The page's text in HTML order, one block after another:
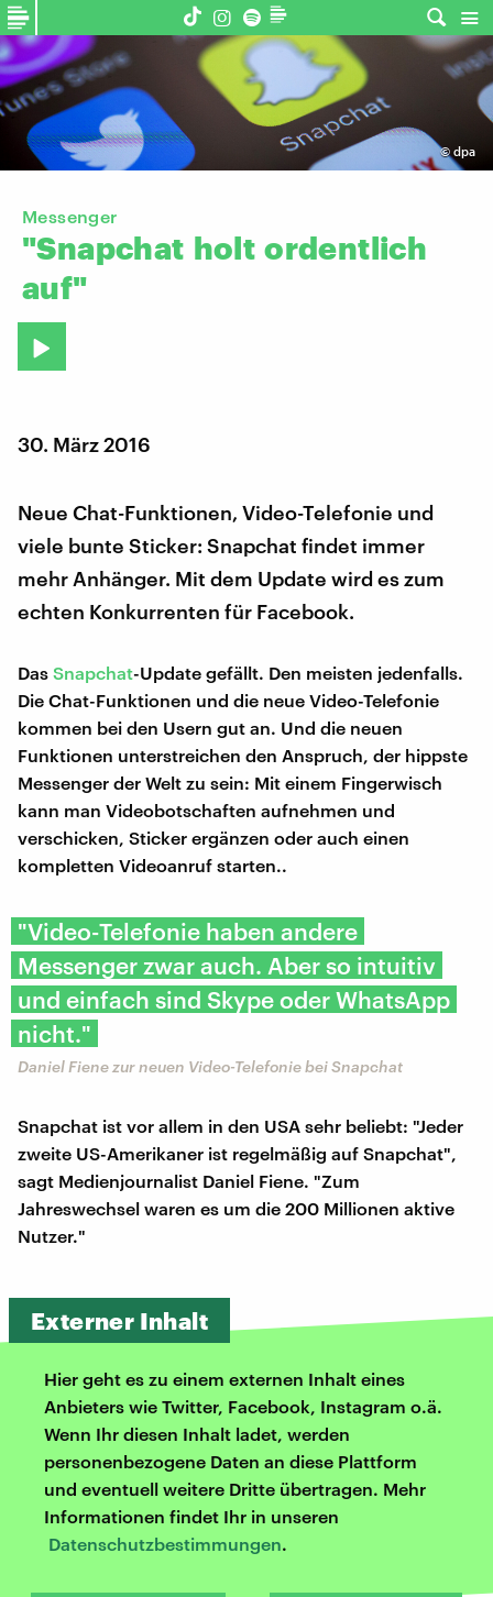
© dpa
Messenger
"Snapchat holt ordentlich
auf"
30. März 2016
Neue Chat-Funktionen, Video-Telefonie und
viele bunte Sticker: Snapchat findet immer
mehr Anhänger. Mit dem Update wird es zum
echten Konkurrenten für Facebook.
Das Snapchat-Update gefällt. Den meisten jedenfalls.
Die Chat-Funktionen und die neue Video-Telefonie
kommen bei den Usern gut an. Und die neuen
Funktionen unterstreichen den Anspruch, der hippste
Messenger der Welt zu sein: Mit einem Fingerwisch
kann man Videobotschaften aufnehmen und
verschicken, Sticker ergänzen oder auch einen
kompletten Videoanruf starten..
"Video-Telefonie haben andere
Messenger zwar auch. Aber so intuitiv
und einfach sind Skype oder WhatsApp
nicht."
Daniel Fiene zur neuen Video-Telefonie bei Snapchat
Snapchat ist vor allem in den USA sehr beliebt: "Jeder
zweite US-Amerikaner ist regelmäßig auf Snapchat",
sagt Medienjournalist Daniel Fiene. "Zum
Jahreswechsel waren es um die 200 Millionen aktive
Nutzer."
Externer Inhalt
Hier geht es zu einem externen Inhalt eines
Anbieters wie Twitter, Facebook, Instagram o.ä.
Wenn Ihr diesen Inhalt ladet, werden
personenbezogene Daten an diese Plattform
und eventuell weitere Dritte übertragen. Mehr
Informationen findet Ihr in unseren
Datenschutzbestimmungen.